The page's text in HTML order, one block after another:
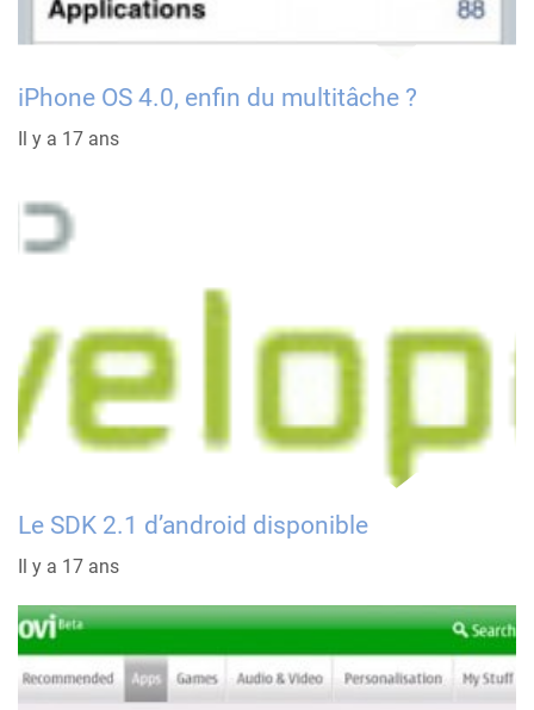
iPhone OS 4.0, enfin du multitâche ?
Il y a 17 ans
Le SDK 2.1 d’android disponible
Il y a 17 ans